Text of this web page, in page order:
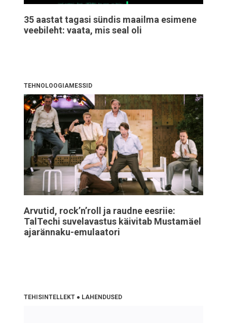
35 aastat tagasi sündis maailma esimene
veebileht: vaata, mis seal oli
TEHNOLOOGIAMESSID
Arvutid, rock’n’roll ja raudne eesriie:
TalTechi suvelavastus käivitab Mustamäel
ajarännaku-emulaatori
TEHISINTELLEKT ● LAHENDUSED